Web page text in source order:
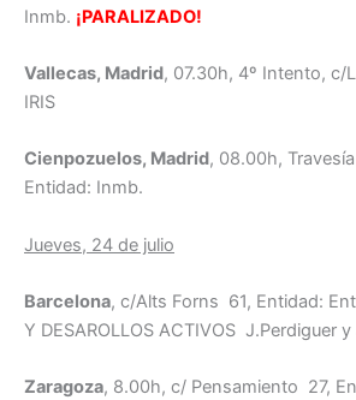
Inmb. ¡PARALIZADO!
Vallecas, Madrid, 07.30h, 4º Intento, c/
IRIS
Cienpozuelos, Madrid, 08.00h,
Entidad: Inmb.
Jueves, 24 de julio
Barcelona, c/Alts Forns 61, Entidad:
Y DESAROLLOS ACTIVOS J.Perdiguer
Zaragoza, 8.00h, c/ Pensamiento 27,